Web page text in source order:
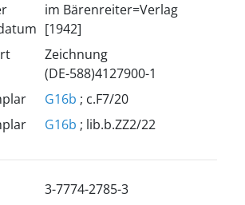
im Bärenreiter=Verlag
[1942]
Zeichnung
(DE-588)4127900-1
G16b ; c.F7/20
G16b ; lib.b.ZZ2/22
3-7774-2785-3